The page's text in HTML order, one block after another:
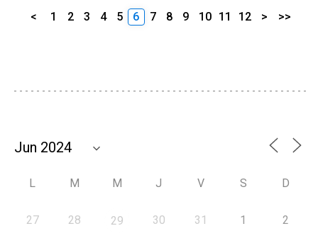
< 1 2 3 4 5 6 7 8 9 10 11 12 > >>
L M M J V S D
27 28 29 30 31 1 2